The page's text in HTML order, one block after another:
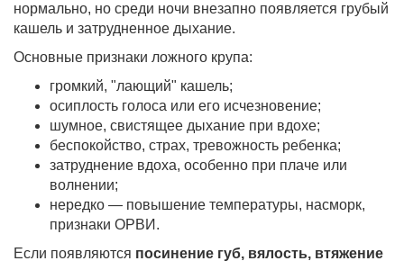
нормально, но среди ночи внезапно появляется грубый
кашель и затрудненное дыхание.
Основные признаки ложного крупа:
громкий, "лающий" кашель;
осиплость голоса или его исчезновение;
шумное, свистящее дыхание при вдохе;
беспокойство, страх, тревожность ребенка;
затруднение вдоха, особенно при плаче или
волнении;
нередко — повышение температуры, насморк,
признаки ОРВИ.
Если появляются посинение губ, вялость, втяжение